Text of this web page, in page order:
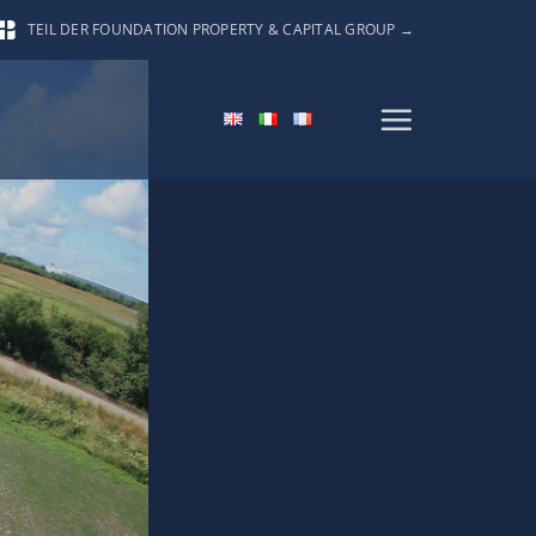
TEIL DER FOUNDATION PROPERTY & CAPITAL GROUP →